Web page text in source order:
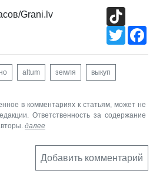
Grani.lv
Twitter
altum земля выкуп
в комментариях к статьям, может не
Ответственность за содержание
далее
Добавить комментарий